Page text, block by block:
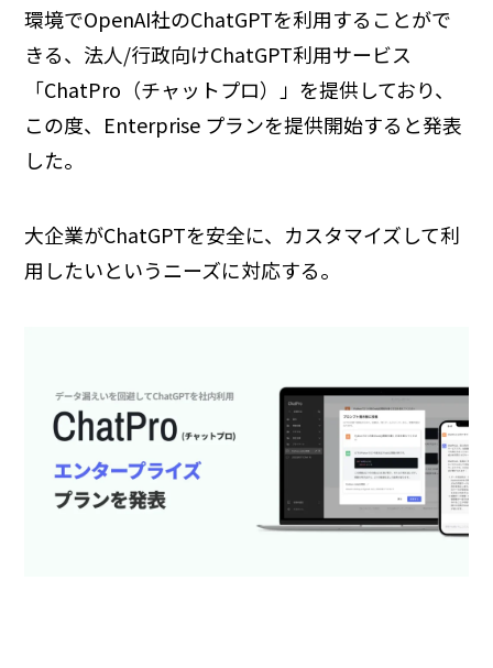
環境でOpenAI社のChatGPTを利用することがで
きる、法人/行政向けChatGPT利用サービス
「ChatPro（チャットプロ）」を提供しており、
この度、Enterprise プランを提供開始すると発表
した。
大企業がChatGPTを安全に、カスタマイズして利
用したいというニーズに対応する。